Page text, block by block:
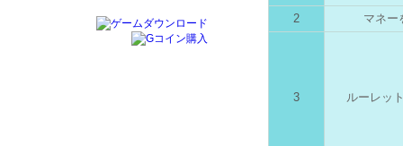
2
マネー
3 ルーレッ